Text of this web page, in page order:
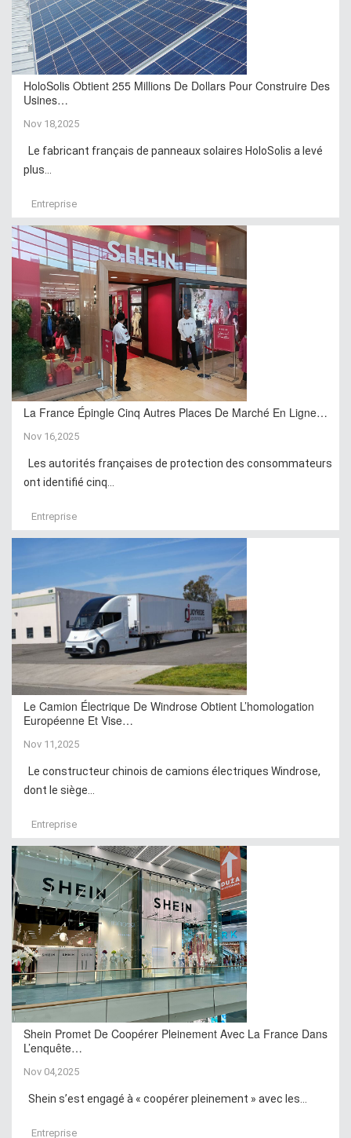
HoloSolis Obtient 255 Millions De Dollars Pour Construire Des
Usines…
Nov 18,2025
Le fabricant français de panneaux solaires HoloSolis a levé
plus...
Entreprise
La France Épingle Cinq Autres Places De Marché En Ligne…
Nov 16,2025
Les autorités françaises de protection des consommateurs
ont identifié cinq...
Entreprise
Le Camion Électrique De Windrose Obtient L’homologation
Européenne Et Vise…
Nov 11,2025
Le constructeur chinois de camions électriques Windrose,
dont le siège...
Entreprise
Shein Promet De Coopérer Pleinement Avec La France Dans
L’enquête…
Nov 04,2025
Shein s’est engagé à « coopérer pleinement » avec les...
Entreprise